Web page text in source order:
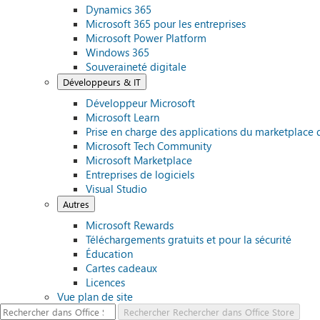
Dynamics 365
Microsoft 365 pour les entreprises
Microsoft Power Platform
Windows 365
Souveraineté digitale
Développeurs & IT
Développeur Microsoft
Microsoft Learn
Prise en charge des applications du marketplace
Microsoft Tech Community
Microsoft Marketplace
Entreprises de logiciels
Visual Studio
Autres
Microsoft Rewards
Téléchargements gratuits et pour la sécurité
Éducation
Cartes cadeaux
Licences
Vue plan de site
Rechercher Rechercher dans Office Store